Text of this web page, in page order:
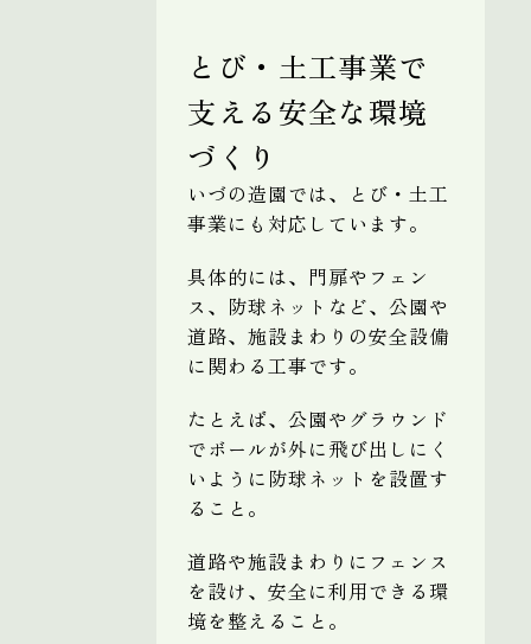
とび・土工事業で
支える安全な環境
づくり
いづの造園では、とび・土工
事業にも対応しています。
具体的には、門扉やフェン
ス、防球ネットなど、公園や
道路、施設まわりの安全設備
に関わる工事です。
たとえば、公園やグラウンド
でボールが外に飛び出しにく
いように防球ネットを設置す
ること。
道路や施設まわりにフェンス
を設け、安全に利用できる環
境を整えること。